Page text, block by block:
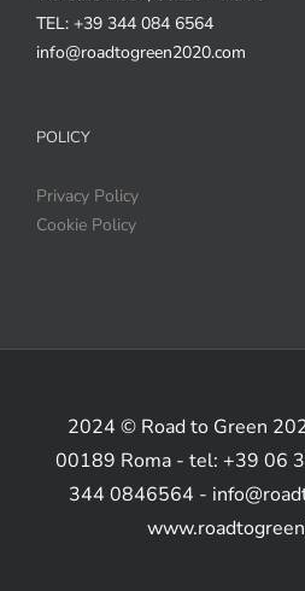
TEL: +39 344 084 6564
info@roadtogreen2020.com
POLICY
Privacy Policy
Cookie Policy
2024 © Road to Green
00189 Roma - tel: +39 06
344 0846564 -